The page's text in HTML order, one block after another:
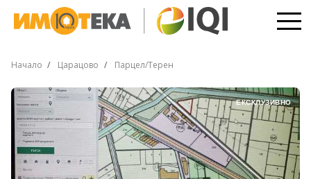
Начало Царацово Парцел/Терен
ЕКСКЛУЗИВНО